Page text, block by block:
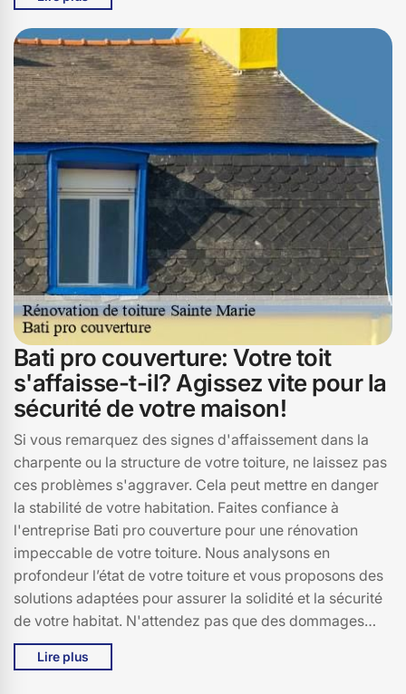
Marie (15230), des réglementations strictes existent et
les ignorer peut entraîner des amendes sévères. Enfin, la
saison de rénovation est également un facteur à ne pas
sous-estimer. L'hiver peut rendre les travaux plus longs
et plus coûteux. Chez Bati pro couverture, nous vous
conseillons toujours de planifier les travaux en période
estivale pour une efficacité maximale. En évitant ces
erreurs, vous assurerez une rénovation de toiture sans
tracas à Sainte Marie.
Bati pro couverture: Votre toit
s'affaisse-t-il? Agissez vite pour la
sécurité de votre maison!
Si vous remarquez des signes d'affaissement dans la
charpente ou la structure de votre toiture, ne laissez pas
ces problèmes s'aggraver. Cela peut mettre en danger
la stabilité de votre habitation. Faites confiance à
l'entreprise Bati pro couverture pour une rénovation
impeccable de votre toiture. Nous analysons en
profondeur l’état de votre toiture et vous proposons des
solutions adaptées pour assurer la solidité et la sécurité
de votre habitat. N'attendez pas que des dommages
supplémentaires surviennent! Contactez-nous pour un
devis sur mesure.
Lire plus